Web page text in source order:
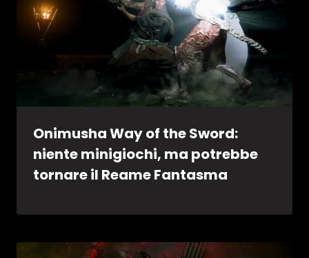
Onimusha Way of the Sword:
niente minigiochi, ma potrebbe
tornare il Reame Fantasma